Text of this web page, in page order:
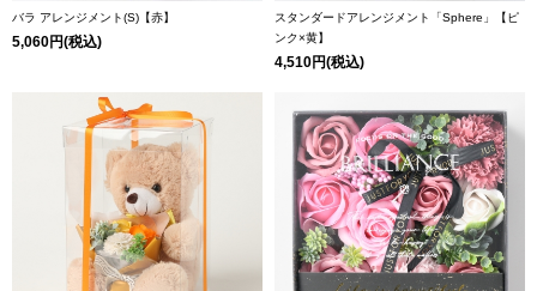
バラ アレンジメント(S)【赤】
5,060円(税込)
スタンダードアレンジメント「Sphere」【ピ
ンク×黄】
4,510円(税込)